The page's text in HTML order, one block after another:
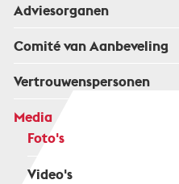
Adviesorganen
Comité van Aanbeveling
Vertrouwenspersonen
Media
Foto's
Video's